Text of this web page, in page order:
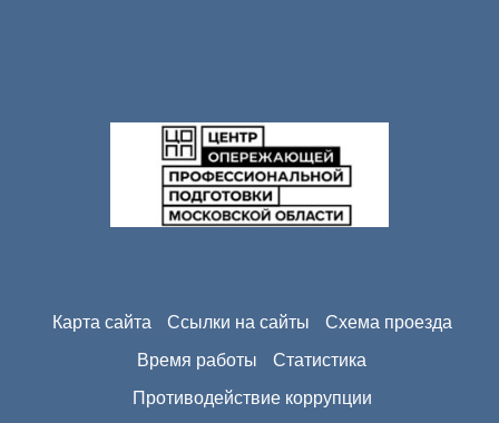
Карта сайта Ссылки на сайты
Схема проезда
Время работы
Статистика
Противодействие коррупции